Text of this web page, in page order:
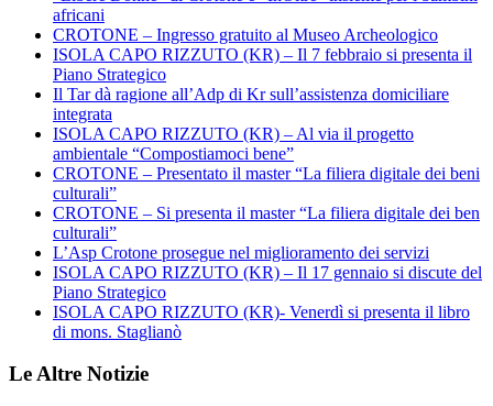
africani
CROTONE – Ingresso gratuito al Museo Archeologico
ISOLA CAPO RIZZUTO (KR) – Il 7 febbraio si presenta il
Piano Strategico
Il Tar dà ragione all’Adp di Kr sull’assistenza domiciliare
integrata
ISOLA CAPO RIZZUTO (KR) – Al via il progetto
ambientale “Compostiamoci bene”
CROTONE – Presentato il master “La filiera digitale dei beni
culturali”
CROTONE – Si presenta il master “La filiera digitale dei ben
culturali”
L’Asp Crotone prosegue nel miglioramento dei servizi
ISOLA CAPO RIZZUTO (KR) – Il 17 gennaio si discute del
Piano Strategico
ISOLA CAPO RIZZUTO (KR)- Venerdì si presenta il libro
di mons. Staglianò
Le Altre Notizie